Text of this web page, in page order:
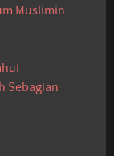
Muslimin
Sebagian